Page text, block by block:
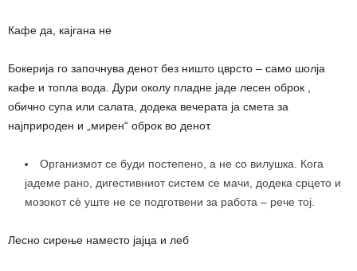
Кафе да, кајгана не
Бокерија го започнува денот без ништо цврсто – само шолја
кафе и топла вода. Дури околу пладне јаде лесен оброк ,
обично супа или салата, додека вечерата ја смета за
најприроден и „мирен“ оброк во денот.
Организмот се буди постепено, а не со вилушка. Кога
јадеме рано, дигестивниот систем се мачи, додека срцето и
мозокот сè уште не се подготвени за работа – рече тој.
Лесно сирење наместо јајца и леб